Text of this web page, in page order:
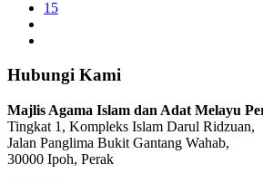
15
Hubungi Kami
Majlis Agama Islam dan Adat Melayu
Tingkat 1, Kompleks Islam Darul Ridzuan,
Jalan Panglima Bukit Gantang Wahab,
30000 Ipoh, Perak